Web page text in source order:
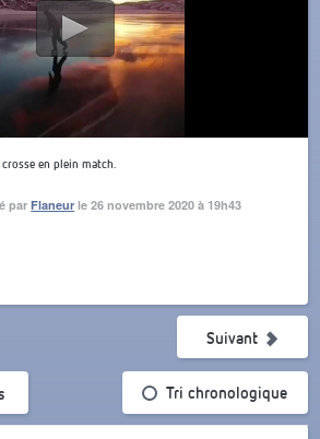
en plein match.
parFlaneur le 26 novembre 2020 à 19h43
popularité Tri chronologique
Suivant